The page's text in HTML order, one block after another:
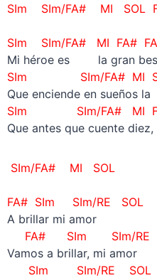
SIm SIm/FA# MI SOL
SIm SIm/FA# MI FA#
Mi héroe es la gran
SIm SIm/FA# MI
Que enciende en sueños
SIm SIm/FA# MI
Que antes que cuente
SIm/FA# MI SOL
FA# SIm SIm/RE SOL
A brillar mi amor
FA# SIm SIm/RE
Vamos a brillar, mi amor
SIm SIm/RE SOL